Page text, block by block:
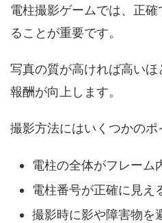
電柱撮影ゲームでは、正
ることが重要です。
写真の質が高ければ高い
報酬が向上します。
撮影方法にはいくつかのポ
電柱の全体がフレーム
電柱番号が正確に見え
撮影時に影や障害物を